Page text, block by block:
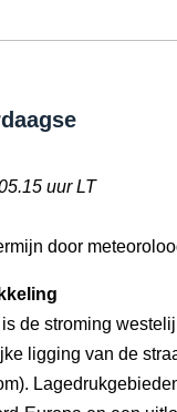
uur LT
door
de stroming
ligging van de